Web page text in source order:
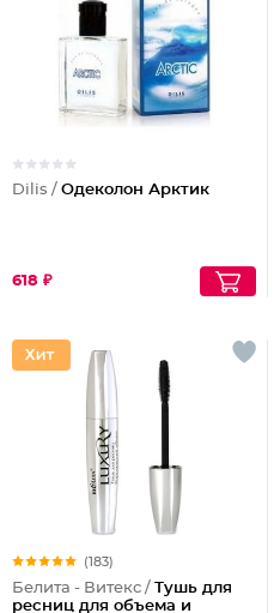
Dilis / Одеколон Арктик
618 ₽
(183)
Белита - Витекс / Тушь для
ресниц для объема и